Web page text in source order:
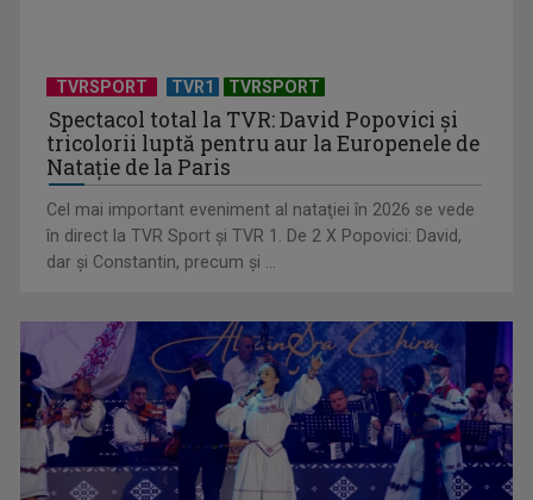
„Dansatoarea din umbră”, un thriller psihologic despre
loialitate și ...
TVRSPORT TVR1 TVRSPORT
Spectacol total la TVR: David Popovici și
tricolorii luptă pentru aur la Europenele de
Natație de la Paris
Cel mai important eveniment al nataţiei în 2026 se vede
în direct la TVR Sport şi TVR 1. De 2 X Popovici: David,
dar şi Constantin, precum şi ...